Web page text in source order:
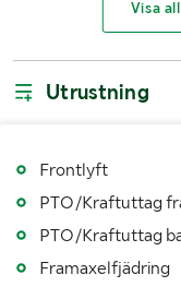
Motoreffekt (kW/hk)
Växellåda
Antal växlar
Visa
Utrustning
Frontlyft
PTO/Kraftuttag
PTO/Kraftuttag
Framaxelfjädring